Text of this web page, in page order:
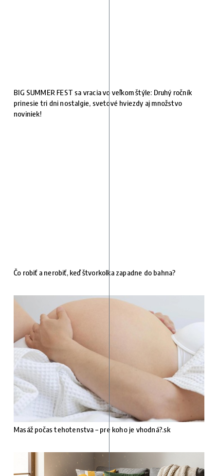
BIG SUMMER FEST sa vracia vo veľkom štýle: Druhý ročník
prinesie tri dni nostalgie, svetové hviezdy aj množstvo
noviniek!
Čo robiť a nerobiť, keď štvorkolka zapadne do bahna?
Masáž počas tehotenstva – pre koho je vhodná?.sk